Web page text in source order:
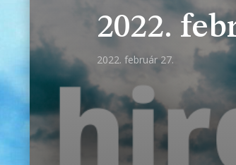
2022.
2022. február 27.